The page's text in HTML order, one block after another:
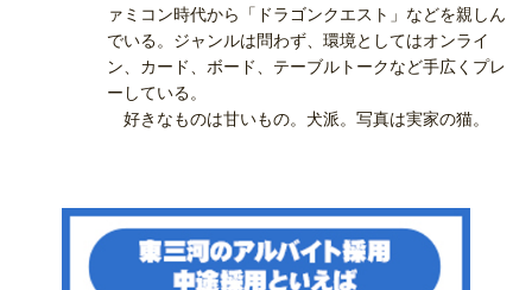
ァミコン時代から「ドラゴンクエスト」などを親しん
でいる。ジャンルは問わず、環境としてはオンライ
ン、カード、ボード、テーブルトークなど手広くプレ
ーしている。
好きなものは甘いもの。犬派。写真は実家の猫。